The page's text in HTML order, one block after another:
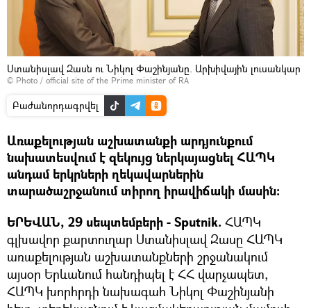
Ստանիսլավ Զասն ու Նիկոլ Փաշինյանը. Արխիվային լուսանկար
© Photo / official site of the Prime minister of RA
Բաժանորդագրվել
Առաքելության աշխատանքի արդյունքում
նախատեսվում է զեկույց ներկայացնել ՀԱՊԿ
անդամ երկրների ղեկավարներին
տարածաշրջանում տիրող իրավիճակի մասին։
ԵՐԵՎԱՆ, 29 սեպտեմբերի - Sputnik. ՀԱՊԿ
գլխավոր քարտուղար Ստանիսլավ Զասը ՀԱՊԿ
առաքելության աշխատանքների շրջանակում
այսօր Երևանում հանդիպել է ՀՀ վարչապետ,
ՀԱՊԿ խորհրդի նախագահ Նիկոլ Փաշինյանի